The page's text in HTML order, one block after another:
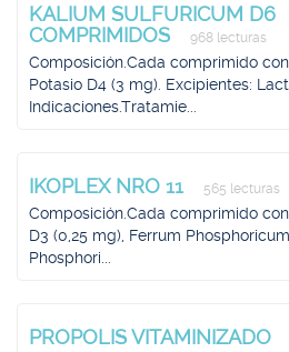
KALIUM SULFURICUM D6
COMPRIMIDOS
968 lecturas
Composición.Cada comprimido
Potasio D4 (3 mg). Excipientes:
Indicaciones.Tratamie...
IKOPLEX NRO 11 565 lecturas
Composición.Cada comprimido
D3 (0,25 mg), Ferrum
Phosphori...
PROPOLIS VITAMINIZADO